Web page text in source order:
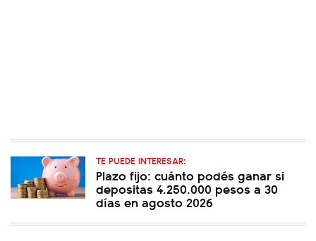
TE PUEDE INTERESAR:
Plazo fijo: cuánto podés ganar si
depositas 4.250.000 pesos a 30
días en agosto 2026